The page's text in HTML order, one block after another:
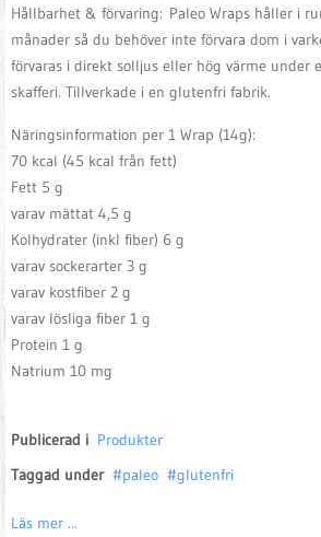
Hållbarhet & förvaring: Paleo Wraps håller i
månader så du behöver inte förvara dom i
förvaras i direkt solljus eller hög värme under
skafferi. Tillverkade i en glutenfri fabrik.
Näringsinformation per 1 Wrap (14g):
70 kcal (45 kcal från fett)
Fett 5 g
varav mättat 4,5 g
Kolhydrater (inkl fiber) 6 g
varav sockerarter 3 g
varav kostfiber 2 g
varav lösliga fiber 1 g
Protein 1 g
Natrium 10 mg
Publicerad i Produkter
Taggad under
paleo glutenfri
Läs mer ...